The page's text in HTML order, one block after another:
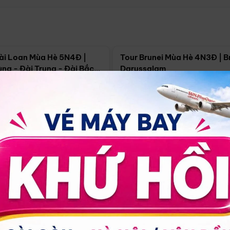
Loan Mùa Hè 5N4Đ |
- Đài Trung - Đài Bắc
18/09
Tour Brunei Mùa Hè 4N3Đ |
Darussalam
Hồ Chí Minh 4N3Đ
30/08 17/09 24/09
14.499.000đ Xem chi